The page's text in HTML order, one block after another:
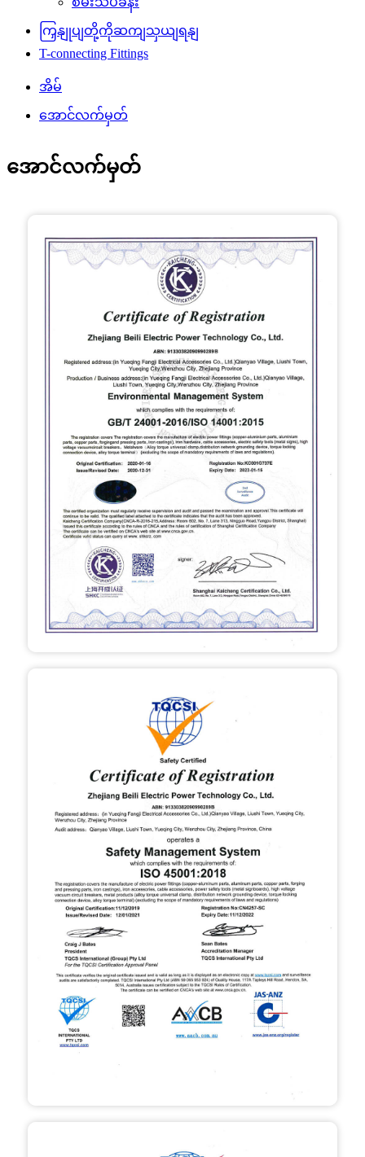
ကြှနျုပျတို့ကိုဆကျသှယျရနျ
T-connecting Fittings
အိမ်
အောင်လက်မှတ်
အောင်လက်မှတ်